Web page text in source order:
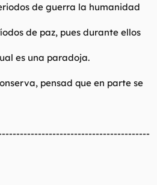
de guerra la humanidad
de paz, pues durante ellos
es una paradoja.
pensad que en parte se